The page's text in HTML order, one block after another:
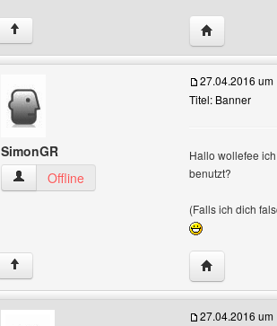
↑ Website
SimonGR
SimonGR Benutzer-Profile anzeigen
Offline
27.04.2016 um
Titel: Banner
Hallo wollefee
benutzt?
(Falls ich dich
↑ Website
27.04.2016 um